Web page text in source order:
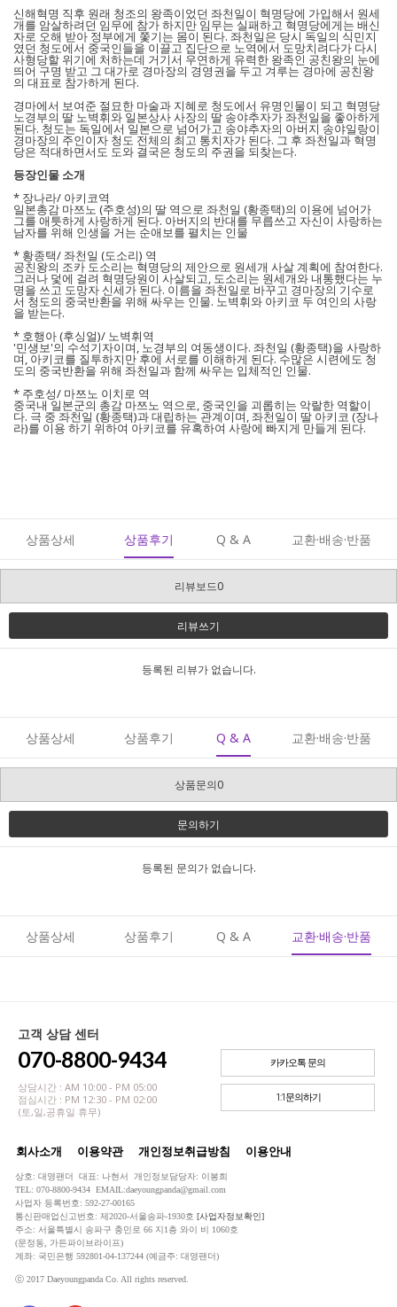
신해혁명 직후 원래 청조의 왕족이었던 좌천일이 혁명당에 가입해서 원세
개를 암살하려던 임무에 참가 하지만 임무는 실패하고 혁명당에게는 배신
자로 오해 받아 정부에게 쫓기는 몸이 된다. 좌천일은 당시 독일의 식민지
였던 청도에서 중국인들을 이끌고 집단으로 노역에서 도망치려다가 다시
사형당할 위기에 처하는데 거기서 우연하게 유력한 왕족인 공친왕의 눈에
띄어 구명 받고 그 대가로 경마장의 경영권을 두고 겨루는 경마에 공친왕
의 대표로 참가하게 된다.
경마에서 보여준 절묘한 마술과 지혜로 청도에서 유명인물이 되고 혁명당
노경부의 딸 노벽휘와 일본상사 사장의 딸 송야추자가 좌천일을 좋아하게
된다. 청도는 독일에서 일본으로 넘어가고 송야추자의 아버지 송야일랑이
경마장의 주인이자 청도 전체의 최고 통치자가 된다. 그 후 좌천일과 혁명
당은 적대하면서도 도와 결국은 청도의 주권을 되찾는다.
등장인물 소개
* 장나라/ 아키코역
일본총감 마쯔노 (주호성)의 딸 역으로 좌천일 (황종택)의 이용에 넘어가
그를 애틋하게 사랑하게 된다. 아버지의 반대를 무릅쓰고 자신이 사랑하는
남자를 위해 인생을 거는 순애보를 펼치는 인물
* 황종택/ 좌천일 (도소리) 역
공친왕의 조카 도소리는 혁명당의 제안으로 원세개 사살 계획에 참여한다.
그러나 덫에 걸려 혁명당원이 사살되고, 도소리는 원세개와 내통했다는 누
명을 쓰고 도망자 신세가 된다. 이름을 좌천일로 바꾸고 경마장의 기수로
서 청도의 중국반환을 위해 싸우는 인물. 노벽휘와 아키코 두 여인의 사랑
을 받는다.
* 호행아 (후싱얼)/ 노벽휘역
'민생보'의 수석기자이며, 노경부의 여동생이다. 좌천일 (황종택)을 사랑하
며, 아키코를 질투하지만 후에 서로를 이해하게 된다. 수많은 시련에도 청
도의 중국반환을 위해 좌천일과 함께 싸우는 입체적인 인물.
* 주호성/ 마쯔노 이치로 역
중국내 일본군의 총감 마쯔노 역으로, 중국인을 괴롭히는 악랄한 역할이
다. 극 중 좌천일 (황종택)과 대립하는 관계이며, 좌천일이 딸 아키코 (장나
라)를 이용 하기 위하여 아키코를 유혹하여 사랑에 빠지게 만들게 된다.
상품상세 상품후기 Q & A 교환·배송·반품
리뷰보드0
리뷰쓰기
등록된 리뷰가 없습니다.
상품상세 상품후기 Q & A 교환·배송·반품
상품문의0
문의하기
등록된 문의가 없습니다.
상품상세 상품후기 Q & A 교환·배송·반품
고객 상담 센터
070-8800-9434
상담시간 : AM 10:00 - PM 05:00
점심시간 : PM 12:30 - PM 02:00
(토,일,공휴일 휴무)
카카오톡 문의
1:1문의하기
회사소개 이용약관 개인정보취급방침 이용안내
상호: 대영팬더 대표: 나현서 개인정보담당자: 이봉희
TEL: 070-8800-9434 EMAIL:daeyoungpanda@gmail.com
사업자 등록번호: 592-27-00165
통신판매업신고번호: 제2020-서울송파-1930호 [사업자정보확인]
주소: 서울특별시 송파구 충민로 66 지1층 와이 비 1060호
(문정동, 가든파이브라이프)
계좌: 국민은행 592801-04-137244 (예금주: 대영팬더)
ⓒ 2017 Daeyoungpanda Co. All rights reserved.